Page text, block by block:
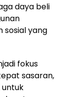
daya beli
sosial yang
fokus
sasaran,